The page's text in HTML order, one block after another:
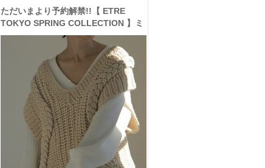
ただいまより予約解禁!!【 ETRE
TOKYO SPRING COLLECTION 】ミ
リタリーライクなサーマルやワークパ
ンツなど、トレンドの新作がラインナ